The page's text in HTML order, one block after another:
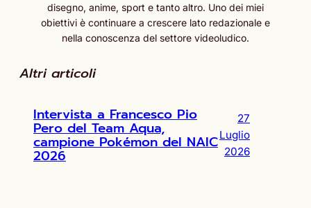
disegno, anime, sport e tanto altro. Uno dei miei
obiettivi è continuare a crescere lato redazionale e
nella conoscenza del settore videoludico.
Altri articoli
Intervista a Francesco Pio
Pero del Team Aqua,
campione Pokémon del NAIC
2026
27
Luglio
2026